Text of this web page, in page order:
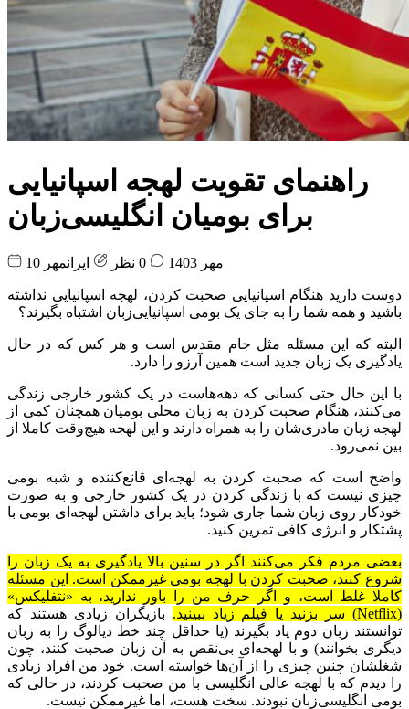
راهنمای تقویت لهجه اسپانیایی
برای بومیان انگلیسی‌زبان
10 مهر 1403 ایرانمهر
دوست دارید هنگام اسپانیایی صحبت کردن، لهجه اسپانیایی نداشته
باشید و همه شما را به جای یک بومی اسپانیایی‌زبان اشتباه بگیرند؟
البته که این مسئله مثل جام مقدس است و هر کس که در حال
یادگیری یک زبان جدید است همین آرزو را دارد.
با این حال حتی کسانی که دهه‌هاست در یک کشور خارجی زندگی
می‌کنند، هنگام صحبت کردن به زبان محلی بومیان همچنان کمی از
لهجه زبان مادری‌شان را به همراه دارند و این لهجه هیچ‌وقت کاملا از
بین نمی‌رود.
واضح است که صحبت کردن به لهجه‌ای قانع‌کننده و شبه بومی
چیزی نیست که با زندگی کردن در یک کشور خارجی و به صورت
خودکار روی زبان شما جاری شود؛ باید برای داشتن لهجه‌ای بومی با
پشتکار و انرژی کافی تمرین کنید.
بعضی مردم فکر می‌کنند اگر در سنین بالا یادگیری به یک زبان را
شروع کنند، صحبت کردن با لهجه بومی غیرممکن است. این مسئله
کاملا غلط است، و اگر حرف من را باور ندارید، به «نتفلیکس»
(Netflix) سر بزنید یا فیلم زیاد ببینید.
بازیگران زیادی هستند که
توانستند زبان دوم یاد بگیرند (یا حداقل چند خط دیالوگ را به زبان
دیگری بخوانند) و با لهجه‌ای بی‌نقص به آن زبان صحبت کنند، چون
شغلشان چنین چیزی را از آن‌ها خواسته است. خود من افراد زیادی
را دیدم که با لهجه عالی انگلیسی با من صحبت کردند، در حالی که
بومی انگلیسی‌زبان نبودند. سخت هست، اما غیرممکن نیست.